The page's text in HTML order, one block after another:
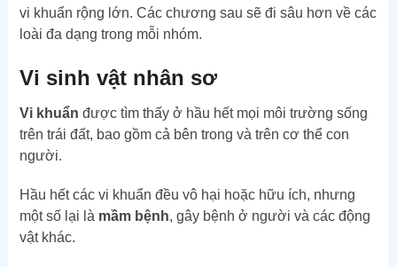
vi khuẩn rộng lớn. Các chương sau sẽ đi sâu hơn về các
loài đa dạng trong mỗi nhóm.
Vi sinh vật nhân sơ
Vi khuẩn được tìm thấy ở hầu hết mọi môi trường sống
trên trái đất, bao gồm cả bên trong và trên cơ thể con
người.
Hầu hết các vi khuẩn đều vô hại hoặc hữu ích, nhưng
một số lại là mầm bệnh, gây bệnh ở người và các động
vật khác.